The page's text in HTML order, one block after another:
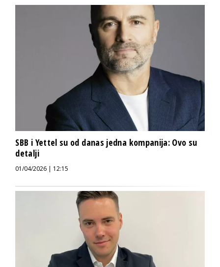
SBB i Yettel su od danas jedna kompanija: Ovo su
detalji
01/04/2026 | 12:15